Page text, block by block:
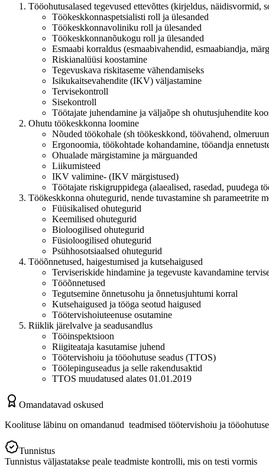
Tööohutusalased tegevused ettevõttes (kirjeldus, näidisvormid,
Töökeskkonnaspetsialisti roll ja ülesanded
Töökeskkonnavoliniku roll ja ülesanded
Töökeskkonnanõukogu roll ja ülesanded
Esmaabi korraldus (esmaabivahendid, esmaabiandja,
Riskianalüüsi koostamine
Tegevuskava riskitaseme vähendamiseks
Isikukaitsevahendite (IKV) väljastamine
Tervisekontroll
Sisekontroll
Töötajate juhendamine ja väljaõpe sh ohutusjuhendite
Ohutu töökeskkonna loomine
Nõuded töökohale (sh töökeskkond, töövahend,
Ergonoomia, töökohtade kohandamine, tööandja
Ohualade märgistamine ja märguanded
Liikumisteed
IKV valimine- (IKV märgistused)
Töötajate riskigruppidega (alaealised, rasedad, puudega
Töökeskkonna ohutegurid, nende tuvastamine sh parameetrite
Füüsikalised ohutegurid
Keemilised ohutegurid
Bioloogilised ohutegurid
Füsioloogilised ohutegurid
Psühhosotsiaalsed ohutegurid
Tööõnnetused, haigestumised ja kutsehaigused
Terviseriskide hindamine ja tegevuste kavandamine
Tööõnnetused
Tegutsemine õnnetusohu ja õnnetusjuhtumi korral
Kutsehaigused ja tööga seotud haigused
Töötervishoiuteenuse osutamine
Riiklik järelvalve ja seadusandlus
Tööinspektsioon
Riigiteataja kasutamise juhend
Töötervishoiu ja tööohutuse seadus (TTOS)
Töölepinguseadus ja selle rakendusaktid
TTOS muudatused alates 01.01.2019
Omandatavad oskused
Koolituse läbinu on omandanud teadmised töötervishoiu ja
Tunnistus
Tunnistus väljastatakse peale teadmiste kontrolli, mis on testi vormis